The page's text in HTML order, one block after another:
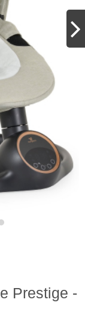
Prestige -